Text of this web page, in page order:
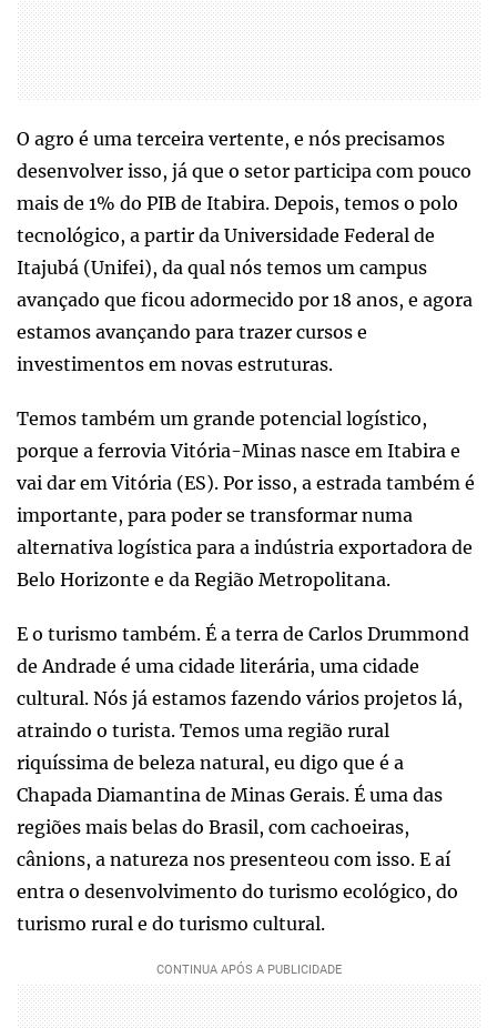
O agro é uma terceira vertente, e nós precisamos
desenvolver isso, já que o setor participa com pouco
mais de 1% do PIB de Itabira. Depois, temos o polo
tecnológico, a partir da Universidade Federal de
Itajubá (Unifei), da qual nós temos um campus
avançado que ficou adormecido por 18 anos, e agora
estamos avançando para trazer cursos e
investimentos em novas estruturas.
Temos também um grande potencial logístico,
porque a ferrovia Vitória-Minas nasce em Itabira e
vai dar em Vitória (ES). Por isso, a estrada também é
importante, para poder se transformar numa
alternativa logística para a indústria exportadora de
Belo Horizonte e da Região Metropolitana.
E o turismo também. É a terra de Carlos Drummond
de Andrade é uma cidade literária, uma cidade
cultural. Nós já estamos fazendo vários projetos lá,
atraindo o turista. Temos uma região rural
riquíssima de beleza natural, eu digo que é a
Chapada Diamantina de Minas Gerais. É uma das
regiões mais belas do Brasil, com cachoeiras,
cânions, a natureza nos presenteou com isso. E aí
entra o desenvolvimento do turismo ecológico, do
turismo rural e do turismo cultural.